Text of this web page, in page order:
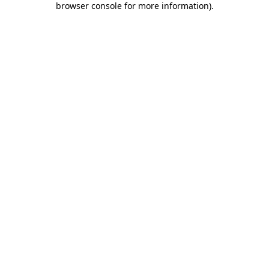
browser console for more information).